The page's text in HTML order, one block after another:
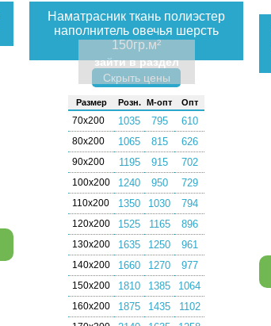
Наматрасник ткань полиэстер
наполнитель овечья шерсть
150гр.м²
зайти в раздел
Скрыть цены
Раз­мер Розн. М-опт Опт
70х200 1035 795 610
80х200 1065 815 626
90х200 1195 915 702
100х200 1240 950 729
110х200 1350 1030 794
120х200 1525 1165 896
130х200 1635 1250 961
140х200 1660 1270 977
150х200 1810 1385 1064
160х200 1875 1435 1102